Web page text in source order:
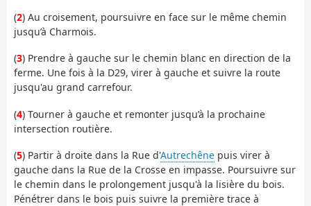
(2) Au croisement, poursuivre en face sur le même chemin
jusqu’à Charmois.
(3) Prendre à gauche sur le chemin blanc en direction de la
ferme. Une fois à la D29, virer à gauche et suivre la route
jusqu'au grand carrefour.
(4) Tourner à gauche et remonter jusqu’à la prochaine
intersection routière.
(5) Partir à droite dans la Rue d'Autrechêne puis virer à
gauche dans la Rue de la Crosse en impasse. Poursuivre sur
le chemin dans le prolongement jusqu'à la lisière du bois.
Pénétrer dans le bois puis suivre la première trace à